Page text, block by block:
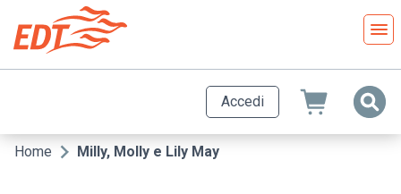
contenuto
principale
Accedi
Briciole
Home Milly, Molly e Lily May